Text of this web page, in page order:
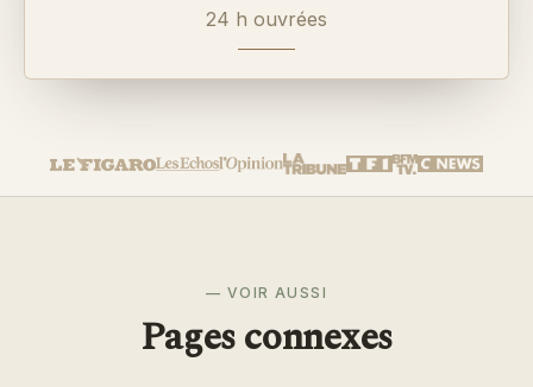
24 h ouvrées
— VOIR AUSSI
Pages connexes